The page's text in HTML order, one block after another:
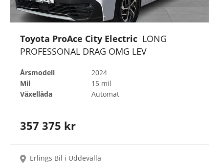
Toyota ProAce City Electric LONG
PROFESSONAL DRAG OMG LEV
Årsmodell
2024
Mil
15 mil
Växellåda
Automat
357 375 kr
Erlings Bil i Uddevalla